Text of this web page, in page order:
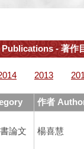
Publications - 著
2013
作者
論文 楊喜慧